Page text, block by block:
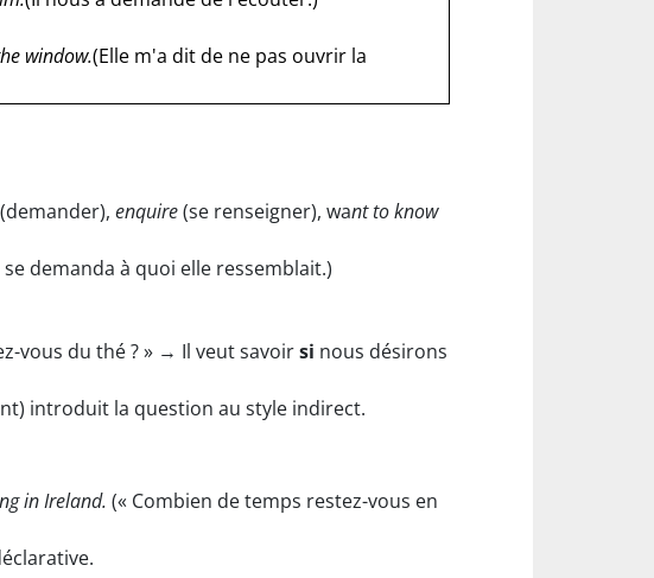
window.(Elle m'a dit de ne pas ouvrir la
(demander), enquire(se renseigner), want to know
demanda à quoi elle ressemblait.)
vous du thé ? » → Il veut savoirsi nous désirons
introduit la question au style indirect.
in Ireland. (« Combien de temps restez-vous en